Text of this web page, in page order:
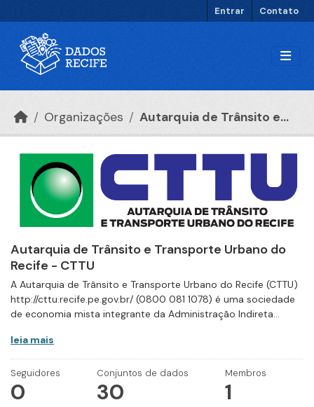
Entrar Contato
Organizações Autarquia de Trânsito e...
Autarquia de Trânsito e Transporte Urbano do
Recife - CTTU
A Autarquia de Trânsito e Transporte Urbano do Recife (CTTU)
http://cttu.recife.pe.gov.br/ (0800 081 1078) é uma sociedade
de economia mista integrante da Administração Indireta...
leia mais
Seguidores
0
Conjuntos de dados
30
Membros
1